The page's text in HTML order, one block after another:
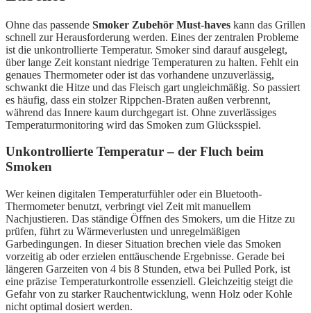
Ohne das passende Smoker Zubehör Must-haves kann das Grillen
schnell zur Herausforderung werden. Eines der zentralen Probleme
ist die unkontrollierte Temperatur. Smoker sind darauf ausgelegt,
über lange Zeit konstant niedrige Temperaturen zu halten. Fehlt ein
genaues Thermometer oder ist das vorhandene unzuverlässig,
schwankt die Hitze und das Fleisch gart ungleichmäßig. So passiert
es häufig, dass ein stolzer Rippchen-Braten außen verbrennt,
während das Innere kaum durchgegart ist. Ohne zuverlässiges
Temperaturmonitoring wird das Smoken zum Glücksspiel.
Unkontrollierte Temperatur – der Fluch beim
Smoken
Wer keinen digitalen Temperaturfühler oder ein Bluetooth-
Thermometer benutzt, verbringt viel Zeit mit manuellem
Nachjustieren. Das ständige Öffnen des Smokers, um die Hitze zu
prüfen, führt zu Wärmeverlusten und unregelmäßigen
Garbedingungen. In dieser Situation brechen viele das Smoken
vorzeitig ab oder erzielen enttäuschende Ergebnisse. Gerade bei
längeren Garzeiten von 4 bis 8 Stunden, etwa bei Pulled Pork, ist
eine präzise Temperaturkontrolle essenziell. Gleichzeitig steigt die
Gefahr von zu starker Rauchentwicklung, wenn Holz oder Kohle
nicht optimal dosiert werden.